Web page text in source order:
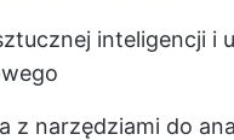
inteligencji i
z narzędziami do